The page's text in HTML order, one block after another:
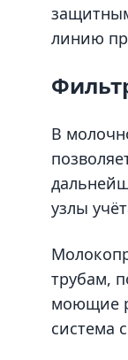
линию
В
узлы
трубам,
моющие
система